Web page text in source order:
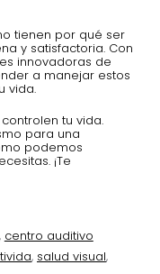
tienen por qué ser
y satisfactoria. Con
innovadoras de
a manejar estos
vida.
tu vida.
para una
podemos
¡Te
, centro auditivo
, salud visual,